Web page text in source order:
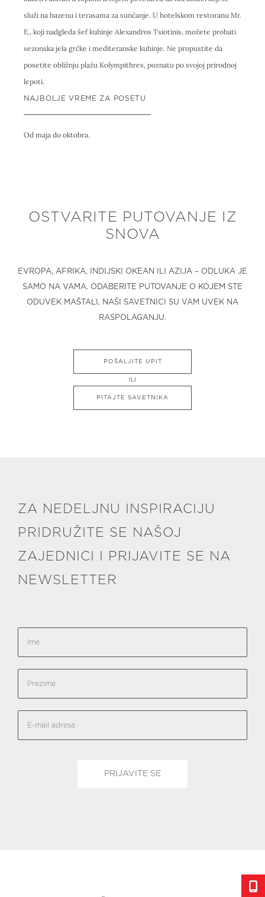
služi na bazenu i terasama za sunčanje. U hotelskom restoranu Mr.
E., koji nadgleda šef kuhinje Alexandros Tsiotinis, možete probati
sezonska jela grčke i mediteranske kuhinje. Ne propustite da
posetite obližnju plažu Kolympithres, poznatu po svojoj prirodnoj
lepoti.
NAJBOLJE VREME ZA POSETU
Od maja do oktobra.
OSTVARITE PUTOVANJE IZ
SNOVA
EVROPA, AFRIKA, INDIJSKI OKEAN ILI AZIJA – ODLUKA JE
SAMO NA VAMA. ODABERITE PUTOVANJE O KOJEM STE
ODUVEK MAŠTALI, NAŠI SAVETNICI SU VAM UVEK NA
RASPOLAGANJU.
POŠALJITE UPIT
ILI
PITAJTE SAVETNIKA
ZA NEDELJNU INSPIRACIJU
PRIDRUŽITE SE NAŠOJ
ZAJEDNICI I PRIJAVITE SE NA
NEWSLETTER